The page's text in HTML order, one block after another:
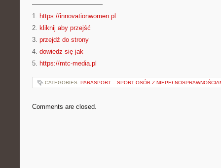
———————————
1. https://innovationwomen.pl
2. kliknij aby przejść
3. przejdź do strony
4. dowiedz się jak
5. https://mtc-media.pl
CATEGORIES: PARASPORT – SPORT OSÓB Z
Comments are closed.